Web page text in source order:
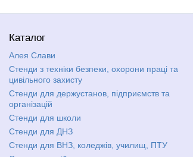
Каталог
Алея Слави
Стенди з техніки безпеки, охорони праці та
цивільного захисту
Стенди для держустанов, підприємств та
організацій
Стенди для школи
Стенди для ДНЗ
Стенди для ВНЗ, коледжів, училищ, ПТУ